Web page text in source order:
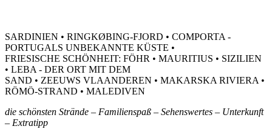
SARDINIEN • RINGKØBING-FJORD • COMPORTA -
PORTUGALS UNBEKANNTE KÜSTE •
FRIESISCHE SCHÖNHEIT: FÖHR • MAURITIUS • SIZILIEN
• LEBA - DER ORT MIT DEM
SAND • ZEEUWS VLAANDEREN • MAKARSKA RIVIERA •
RÖMÖ-STRAND • MALEDIVEN
die schönsten Strände – Familienspaß – Sehenswertes – Unterkunft
– Extratipp